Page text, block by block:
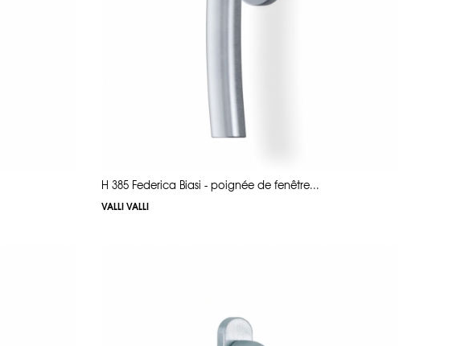
H 385 Federica Biasi - poignée de fenêtre...
VALLI VALLI